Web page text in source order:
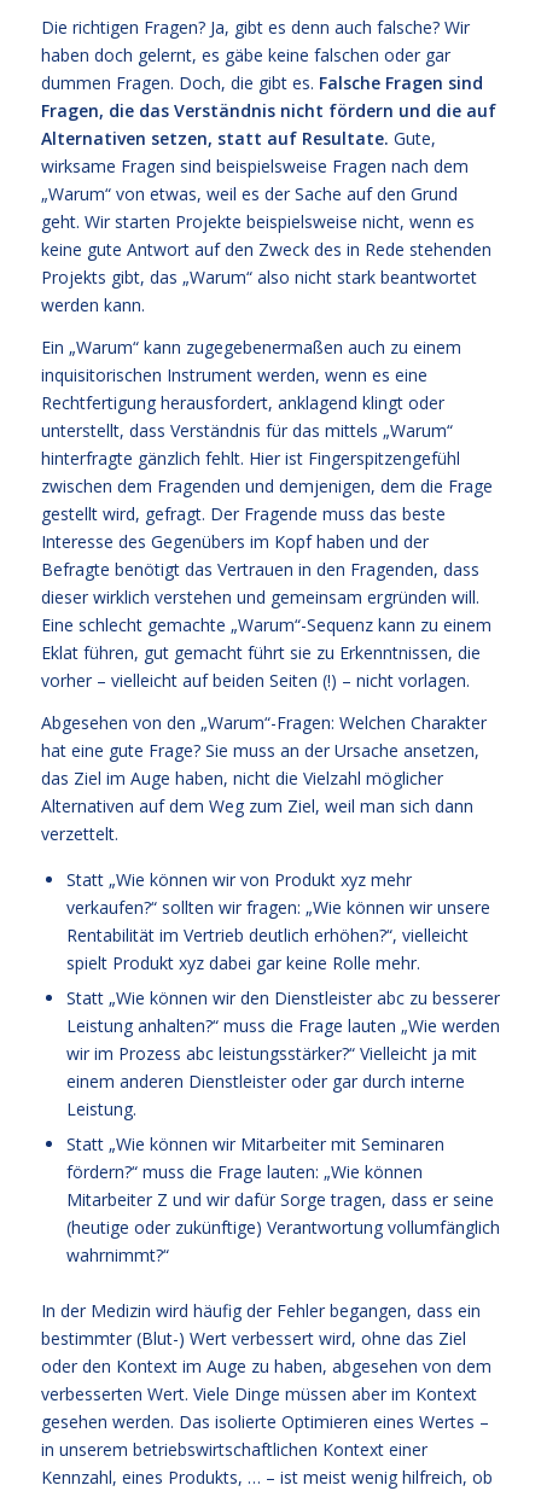
Die richtigen Fragen? Ja, gibt es denn auch falsche? Wir
haben doch gelernt, es gäbe keine falschen oder gar
dummen Fragen. Doch, die gibt es. Falsche Fragen sind
Fragen, die das Verständnis nicht fördern und die auf
Alternativen setzen, statt auf Resultate. Gute,
wirksame Fragen sind beispielsweise Fragen nach dem
„Warum“ von etwas, weil es der Sache auf den Grund
geht. Wir starten Projekte beispielsweise nicht, wenn es
keine gute Antwort auf den Zweck des in Rede stehenden
Projekts gibt, das „Warum“ also nicht stark beantwortet
werden kann.
Ein „Warum“ kann zugegebenermaßen auch zu einem
inquisitorischen Instrument werden, wenn es eine
Rechtfertigung herausfordert, anklagend klingt oder
unterstellt, dass Verständnis für das mittels „Warum“
hinterfragte gänzlich fehlt. Hier ist Fingerspitzengefühl
zwischen dem Fragenden und demjenigen, dem die Frage
gestellt wird, gefragt. Der Fragende muss das beste
Interesse des Gegenübers im Kopf haben und der
Befragte benötigt das Vertrauen in den Fragenden, dass
dieser wirklich verstehen und gemeinsam ergründen will.
Eine schlecht gemachte „Warum“-Sequenz kann zu einem
Eklat führen, gut gemacht führt sie zu Erkenntnissen, die
vorher – vielleicht auf beiden Seiten (!) – nicht vorlagen.
Abgesehen von den „Warum“-Fragen: Welchen Charakter
hat eine gute Frage? Sie muss an der Ursache ansetzen,
das Ziel im Auge haben, nicht die Vielzahl möglicher
Alternativen auf dem Weg zum Ziel, weil man sich dann
verzettelt.
Statt „Wie können wir von Produkt xyz mehr
verkaufen?“ sollten wir fragen: „Wie können wir unsere
Rentabilität im Vertrieb deutlich erhöhen?“, vielleicht
spielt Produkt xyz dabei gar keine Rolle mehr.
Statt „Wie können wir den Dienstleister abc zu besserer
Leistung anhalten?“ muss die Frage lauten „Wie werden
wir im Prozess abc leistungsstärker?“ Vielleicht ja mit
einem anderen Dienstleister oder gar durch interne
Leistung.
Statt „Wie können wir Mitarbeiter mit Seminaren
fördern?“ muss die Frage lauten: „Wie können
Mitarbeiter Z und wir dafür Sorge tragen, dass er seine
(heutige oder zukünftige) Verantwortung vollumfänglich
wahrnimmt?“
In der Medizin wird häufig der Fehler begangen, dass ein
bestimmter (Blut-) Wert verbessert wird, ohne das Ziel
oder den Kontext im Auge zu haben, abgesehen von dem
verbesserten Wert. Viele Dinge müssen aber im Kontext
gesehen werden. Das isolierte Optimieren eines Wertes –
in unserem betriebswirtschaftlichen Kontext einer
Kennzahl, eines Produkts, … – ist meist wenig hilfreich, ob